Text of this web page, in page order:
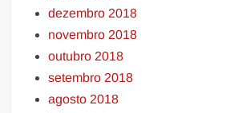
dezembro 2018
novembro 2018
outubro 2018
setembro 2018
agosto 2018